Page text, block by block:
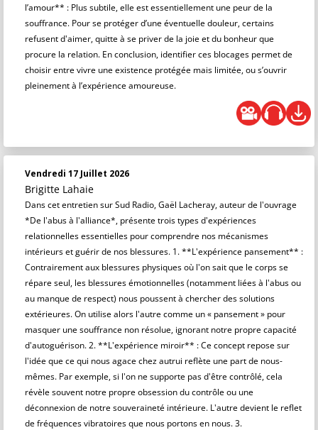
l’amour** : Plus subtile, elle est essentiellement une peur de la
souffrance. Pour se protéger d’une éventuelle douleur, certains
refusent d'aimer, quitte à se priver de la joie et du bonheur que
procure la relation. En conclusion, identifier ces blocages permet de
choisir entre vivre une existence protégée mais limitée, ou s’ouvrir
pleinement à l’expérience amoureuse.
Vendredi 17 Juillet 2026
Brigitte Lahaie
Dans cet entretien sur Sud Radio, Gaël Lacheray, auteur de l'ouvrage
*De l'abus à l'alliance*, présente trois types d'expériences
relationnelles essentielles pour comprendre nos mécanismes
intérieurs et guérir de nos blessures. 1. **L'expérience pansement** :
Contrairement aux blessures physiques où l'on sait que le corps se
répare seul, les blessures émotionnelles (notamment liées à l'abus ou
au manque de respect) nous poussent à chercher des solutions
extérieures. On utilise alors l'autre comme un « pansement » pour
masquer une souffrance non résolue, ignorant notre propre capacité
d'autoguérison. 2. **L'expérience miroir** : Ce concept repose sur
l'idée que ce qui nous agace chez autrui reflète une part de nous-
mêmes. Par exemple, si l'on ne supporte pas d'être contrôlé, cela
révèle souvent notre propre obsession du contrôle ou une
déconnexion de notre souveraineté intérieure. L'autre devient le reflet
de fréquences vibratoires que nous portons en nous. 3.